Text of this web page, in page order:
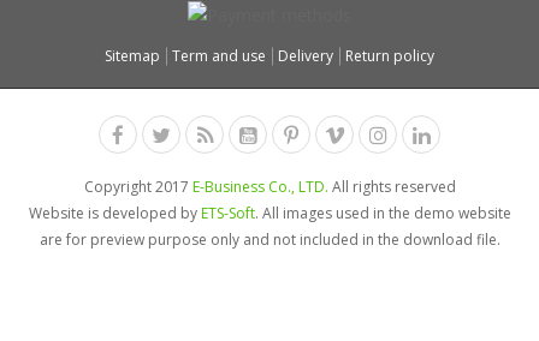
Sitemap Term and use Delivery Return policy
Copyright 2017 E-Business Co., LTD. All rights reserved
Website is developed byETS-Soft. All images used in the demo website
are for preview purpose only and not included in the download file.